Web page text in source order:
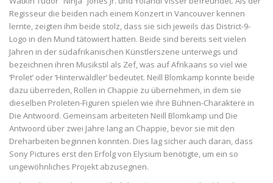
Regisseur die beiden nach einem Konzert in Vancouver kennen
lernte, zeigten ihm beide stolz, dass sie sich jeweils das District-9-
Logo in den Mund tätowiert hatten. Beide sind bereits seit vielen
Jahren in der südafrikanischen Künstlerszene unterwegs und
bezeichnen ihren Musikstil als Zef, was auf Afrikaans so viel wie
‘Prolet’ oder ‘Hinterwäldler’ bedeutet. Neill Blomkamp konnte beide
dazu überreden, Rollen in Chappie zu übernehmen, in dem sie
dieselben Proleten-Figuren spielen wie ihre Bühnen-Charaktere in
Die Antwoord. Gemeinsam arbeiteten Neill Blomkamp und Die
Antwoord über zwei Jahre lang an Chappie, bevor sie mit den
Dreharbeiten beginnen konnten. Dies lag sicher auch daran, dass
Sony Pictures erst den Erfolg von Elysium benötigte, um ein so
ungewöhnliches Projekt abzusegnen.